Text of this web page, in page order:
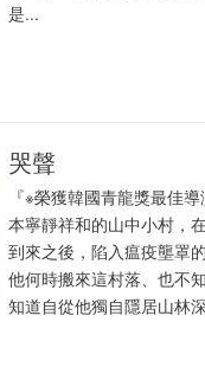
是...
哭聲
『※榮獲韓國青龍獎最佳
本寧靜祥和的山中小村，
到來之後，陷入瘟疫壟罩
他何時搬來這村落、也不
知道自從他獨自隱居山林